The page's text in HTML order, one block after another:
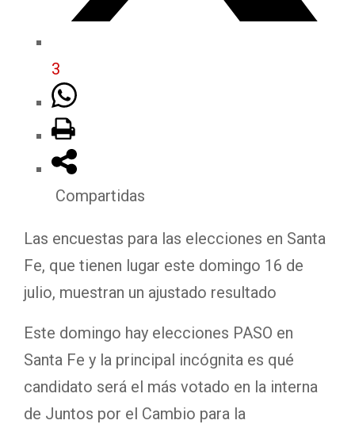
3
Compartidas
Las encuestas para las elecciones en Santa
Fe, que tienen lugar este domingo 16 de
julio, muestran un ajustado resultado
Este domingo hay elecciones PASO en
Santa Fe y la principal incógnita es qué
candidato será el más votado en la interna
de Juntos por el Cambio para la